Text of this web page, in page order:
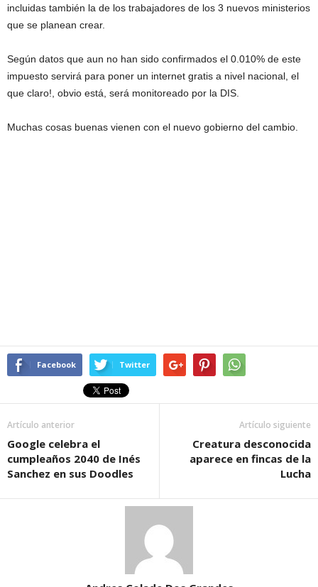
incluidas también la de los trabajadores de los 3 nuevos ministerios
que se planean crear.
Según datos que aun no han sido confirmados el 0.010% de este
impuesto servirá para poner un internet gratis a nivel nacional, el
que claro!, obvio está, será monitoreado por la DIS.
Muchas cosas buenas vienen con el nuevo gobierno del cambio.
Facebook Twitter
Artículo anterior
Google celebra el
cumpleaños 2040 de Inés
Sanchez en sus Doodles
Artículo siguiente
Creatura desconocida
aparece en fincas de la
Lucha